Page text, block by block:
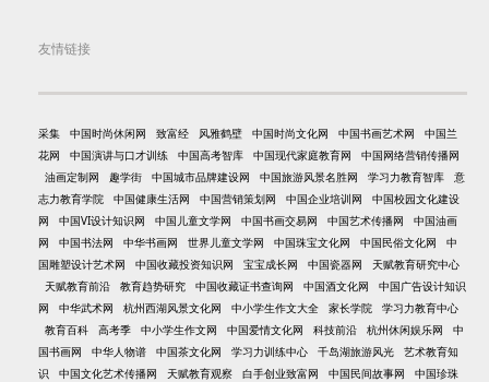
友情链接
采集 中国时尚休闲网 致富经 风雅鹤壁 中国时尚文化网 中国书画艺术网
中国兰
花网
中国演讲与口才训练 中国高考智库 中国现代家庭教育网
中国网络营销传播网
油画定制网
趣学街 中国城市品牌建设网 中国旅游风景名胜网 学习力教育智库
意
志力教育学院
中国健康生活网 中国营销策划网 中国企业培训网
中国校园文化建设
网
中国VI设计知识网 中国儿童文学网 中国书画交易网 中国艺术传播网
中国油画
网
中国书法网 中华书画网 世界儿童文学网 中国珠宝文化网 中国民俗文化网
中
国雕塑设计艺术网
中国收藏投资知识网 宝宝成长网 中国瓷器网
天赋教育研究中心
天赋教育前沿
教育趋势研究 中国收藏证书查询网 中国酒文化网
中国广告设计知识
网
中华武术网 杭州西湖风景文化网 中小学生作文大全 家长学院
学习力教育中心
教育百科
高考季 中小学生作文网 中国爱情文化网 科技前沿 杭州休闲娱乐网
中
国书画网
中华人物谱 中国茶文化网 学习力训练中心 千岛湖旅游风光
艺术教育知
识
中国文化艺术传播网 天赋教育观察 白手创业致富网 中国民间故事网 中国珍珠